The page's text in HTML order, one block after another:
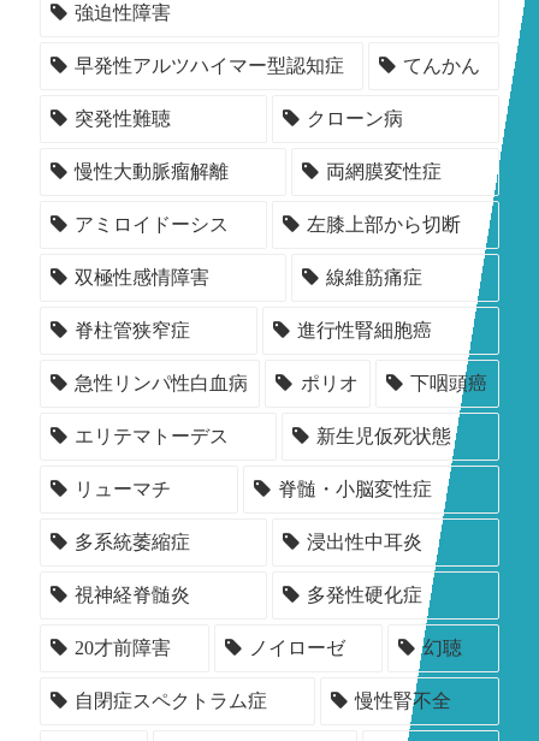
強迫性障害
早発性アルツハイマー型認知症 てんかん
突発性難聴 クローン病
慢性大動脈瘤解離 両網膜変性症
アミロイドーシス 左膝上部から切断
双極性感情障害 線維筋痛症
脊柱管狭窄症 進行性腎細胞癌
急性リンパ性白血病 ポリオ 下咽頭癌
エリテマトーデス 新生児仮死状態
リューマチ 脊髄・小脳変性症
多系統萎縮症 浸出性中耳炎
視神経脊髄炎 多発性硬化症
20才前障害 ノイローゼ 幻聴
自閉症スペクトラム症 慢性腎不全